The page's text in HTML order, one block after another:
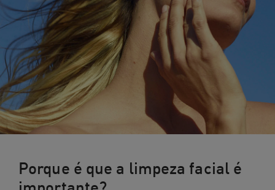
Porque é que a limpeza facial é